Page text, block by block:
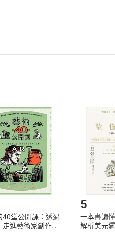
第5款之規定，「非以有形媒
介提供之數位內容，消費者同
覽訂單明細」
「申請取消
付款方式
Payment
完成
載書籍後看書
40堂公開課：透過
走進藝術家創作現
5
一本書讀
解析美元